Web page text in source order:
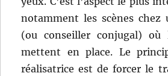
notamment les scènes chez
(ou conseiller conjugal) où
mettent en place. Le
réalisatrice est de forcer le